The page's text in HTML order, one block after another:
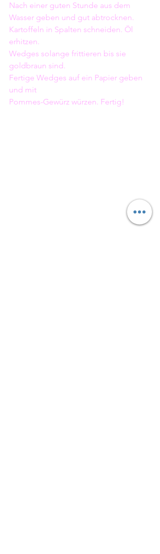
Nach einer guten Stunde aus dem
Wasser geben und gut abtrocknen.
Kartoffeln in Spalten schneiden. Öl
erhitzen.
Wedges solange frittieren bis sie
goldbraun sind.
Fertige Wedges auf ein Papier geben
und mit
Pommes-Gewürz würzen. Fertig!